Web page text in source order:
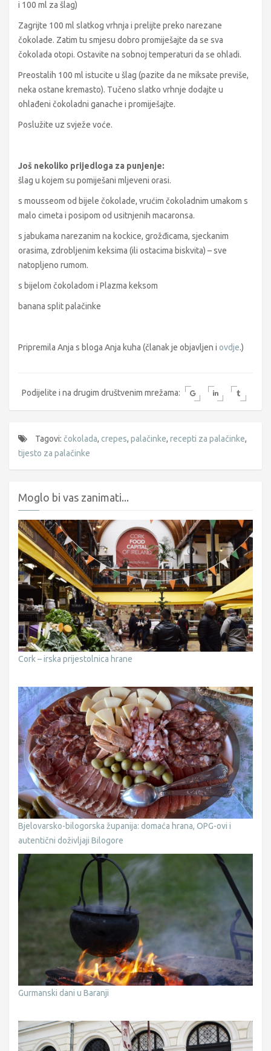
i 100 ml za šlag)
Zagrijte 100 ml slatkog vrhnja i prelijte preko narezane
čokolade. Zatim tu smjesu dobro promiješajte da se sva
čokolada otopi. Ostavite na sobnoj temperaturi da se ohladi.
Preostalih 100 ml istucite u šlag (pazite da ne miksate previše,
neka ostane kremasto). Tučeno slatko vrhnje dodajte u
ohlađeni čokoladni ganache i promiješajte.
Poslužite uz svježe voće.
Još nekoliko prijedloga za punjenje:
šlag u kojem su pomiješani mljeveni orasi.
s mousseom od bijele čokolade, vrućim čokoladnim umakom s
malo cimeta i posipom od usitnjenih macaronsa.
s jabukama narezanim na kockice, grožđicama, sjeckanim
orasima, zdrobljenim keksima (ili ostacima biskvita) – sve
natopljeno rumom.
s bijelom čokoladom i Plazma keksom
banana split palačinke
Pripremila Anja s bloga Anja kuha (članak je objavljen i ovdje.)
Podijelite i na drugim društvenim mrežama:
Tagovi: čokolada, crepes, palačinke, recepti za palačinke,
tijesto za palačinke
Moglo bi vas zanimati...
Cork – irska prijestolnica hrane
Bjelovarsko-bilogorska županija: domaća hrana, OPG-ovi i
autentični doživljaji Bilogore
Gurmanski dani u Baranji